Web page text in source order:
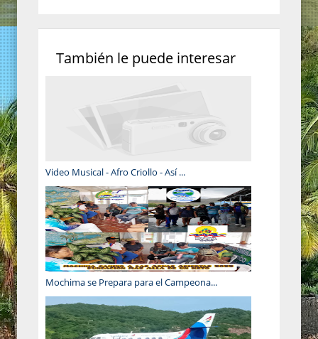
También le puede interesar
Video Musical - Afro Criollo - Así ...
Mochima se Prepara para el Campeona...